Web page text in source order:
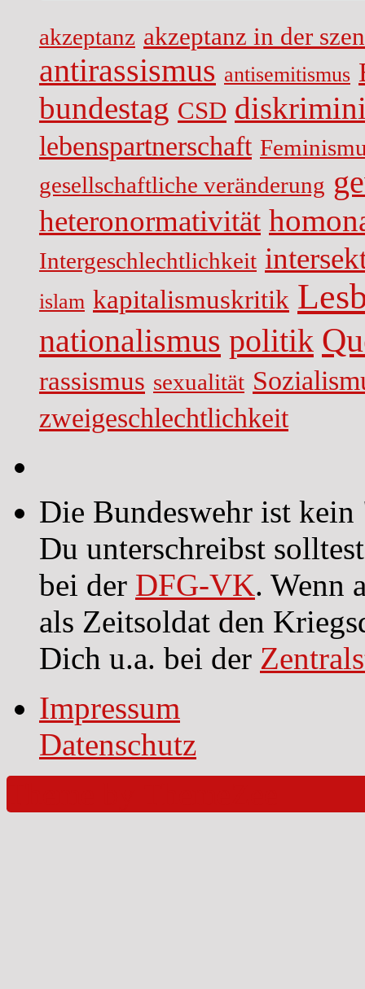
akzeptanz akzeptanz in der
antirassismus antisemitismus
bundestag CSD
lebenspartnerschaft
gesellschaftliche veränderung
heteronormativität
Intergeschlechtlichkeit
islam kapitalismuskritik
nationalismus politik
rassismus sexualität
zweigeschlechtlichkeit
Die Bundeswehr ist
Du unterschreibst
bei der DFG-VK. Wenn
als Zeitsoldat den
Dich u.a. bei der
Impressum
Datenschutz